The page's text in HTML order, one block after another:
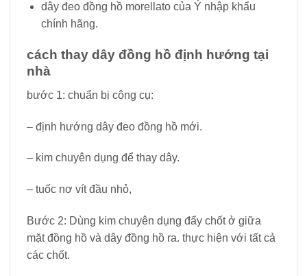
dây đeo đồng hồ morellato của Ý nhập khẩu
chính hãng.
cách thay dây đồng hồ định hướng tại
nhà
bước 1: chuẩn bị công cụ:
– định hướng dây đeo đồng hồ mới.
– kim chuyên dụng để thay dây.
– tuốc nơ vít đầu nhỏ,
Bước 2: Dùng kim chuyên dụng đẩy chốt ở giữa
mặt đồng hồ và dây đồng hồ ra. thực hiện với tất cả
các chốt.